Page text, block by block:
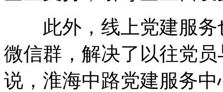
此外，线上党建服务
微信群，解决了以往党
说，淮海中路党建服务